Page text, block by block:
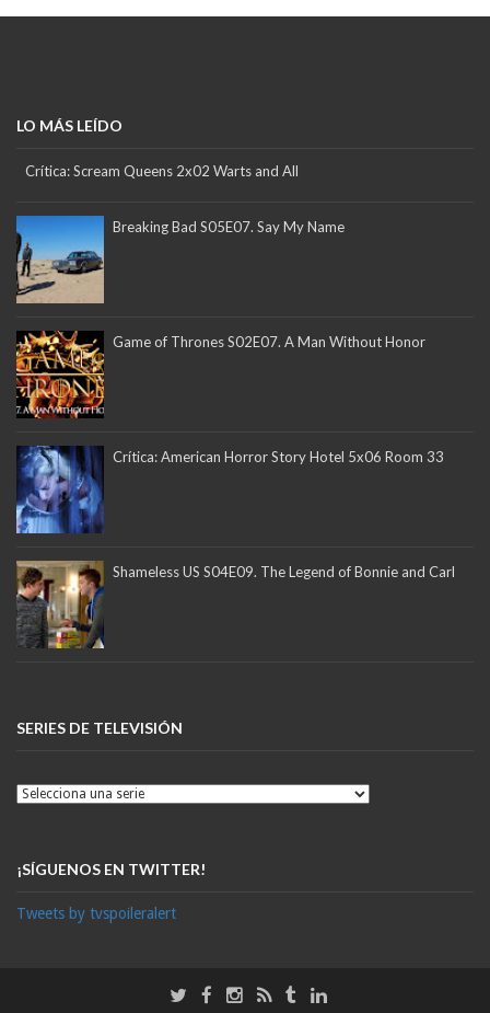
LO MÁS LEÍDO
Crítica: Scream Queens 2x02 Warts and All
Breaking Bad S05E07. Say My Name
Game of Thrones S02E07. A Man Without Honor
Crítica: American Horror Story Hotel 5x06 Room 33
Shameless US S04E09. The Legend of Bonnie and Carl
SERIES DE TELEVISIÓN
¡SÍGUENOS EN TWITTER!
Tweets by tvspoileralert